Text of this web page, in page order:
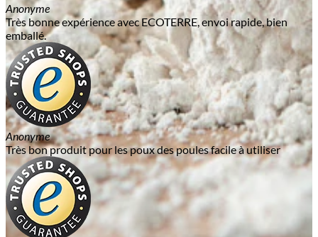
Anonyme
Très bonne expérience avec ECOTERRE, envoi rapide, bien
emballé.
Anonyme
Très bon produit pour les poux des poules facile à utiliser